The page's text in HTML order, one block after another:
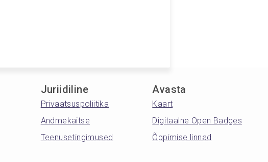
Juriidiline
Privaatsuspoliitika
Andmekaitse
Teenusetingimused
Avasta
Kaart
Digitaalne Open Badges
Õppimise linnad